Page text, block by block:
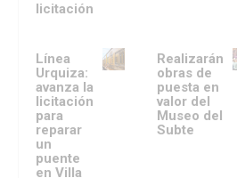
licitación
Línea
Urquiza:
avanza la
licitación
para
reparar
un
puente
en Villa
Realizarán
obras de
puesta en
valor del
Museo del
Subte